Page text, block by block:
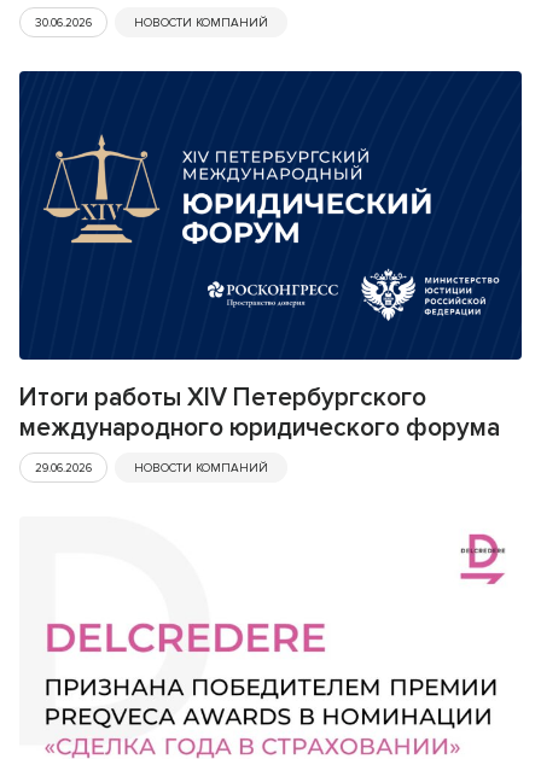
30.06.2026 НОВОСТИ КОМПАНИЙ
Итоги работы XIV Петербургского
международного юридического форума
29.06.2026 НОВОСТИ КОМПАНИЙ